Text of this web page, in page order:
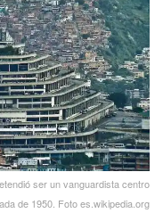
ser un vanguardista centro
de 1950. Foto es.wikipedia.org